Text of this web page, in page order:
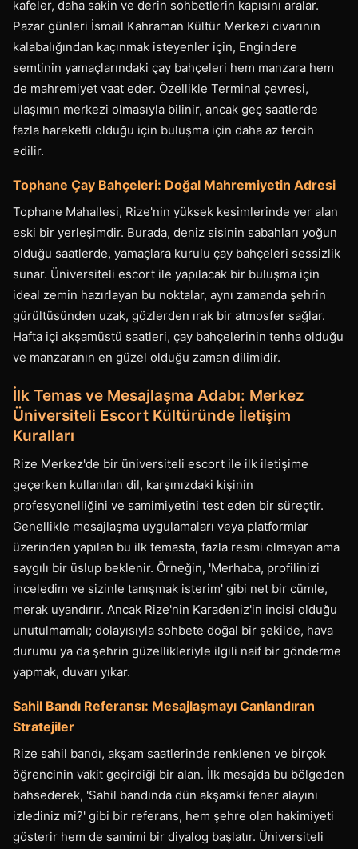
kafeler, daha sakin ve derin sohbetlerin kapısını aralar.
Pazar günleri İsmail Kahraman Kültür Merkezi civarının
kalabalığından kaçınmak isteyenler için, Engindere
semtinin yamaçlarındaki çay bahçeleri hem manzara hem
de mahremiyet vaat eder. Özellikle Terminal çevresi,
ulaşımın merkezi olmasıyla bilinir, ancak geç saatlerde
fazla hareketli olduğu için buluşma için daha az tercih
edilir.
Tophane Çay Bahçeleri: Doğal Mahremiyetin Adresi
Tophane Mahallesi, Rize'nin yüksek kesimlerinde yer alan
eski bir yerleşimdir. Burada, deniz sisinin sabahları yoğun
olduğu saatlerde, yamaçlara kurulu çay bahçeleri sessizlik
sunar. Üniversiteli escort ile yapılacak bir buluşma için
ideal zemin hazırlayan bu noktalar, aynı zamanda şehrin
gürültüsünden uzak, gözlerden ırak bir atmosfer sağlar.
Hafta içi akşamüstü saatleri, çay bahçelerinin tenha olduğu
ve manzaranın en güzel olduğu zaman dilimidir.
İlk Temas ve Mesajlaşma Adabı: Merkez
Üniversiteli Escort Kültüründe İletişim
Kuralları
Rize Merkez'de bir üniversiteli escort ile ilk iletişime
geçerken kullanılan dil, karşınızdaki kişinin
profesyonelliğini ve samimiyetini test eden bir süreçtir.
Genellikle mesajlaşma uygulamaları veya platformlar
üzerinden yapılan bu ilk temasta, fazla resmi olmayan ama
saygılı bir üslup beklenir. Örneğin, 'Merhaba, profilinizi
inceledim ve sizinle tanışmak isterim' gibi net bir cümle,
merak uyandırır. Ancak Rize'nin Karadeniz'in incisi olduğu
unutulmamalı; dolayısıyla sohbete doğal bir şekilde, hava
durumu ya da şehrin güzellikleriyle ilgili naif bir gönderme
yapmak, duvarı yıkar.
Sahil Bandı Referansı: Mesajlaşmayı Canlandıran
Stratejiler
Rize sahil bandı, akşam saatlerinde renklenen ve birçok
öğrencinin vakit geçirdiği bir alan. İlk mesajda bu bölgeden
bahsederek, 'Sahil bandında dün akşamki fener alayını
izlediniz mi?' gibi bir referans, hem şehre olan hakimiyeti
gösterir hem de samimi bir diyalog başlatır. Üniversiteli